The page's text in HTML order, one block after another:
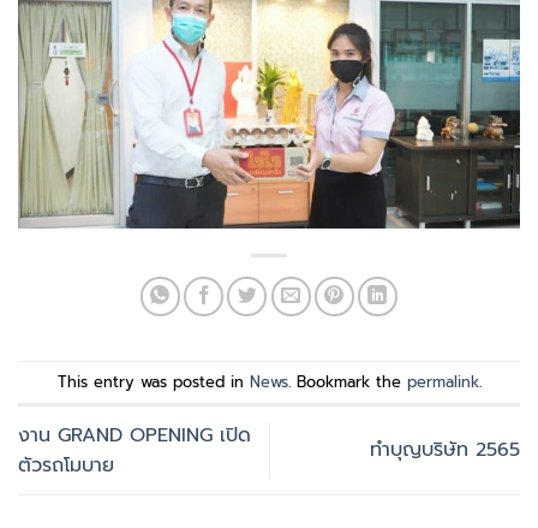
This entry was posted in News. Bookmark the permalink.
งาน GRAND OPENING เปิด
ตัวรถโมบาย
ทำบุญบริษัท 2565